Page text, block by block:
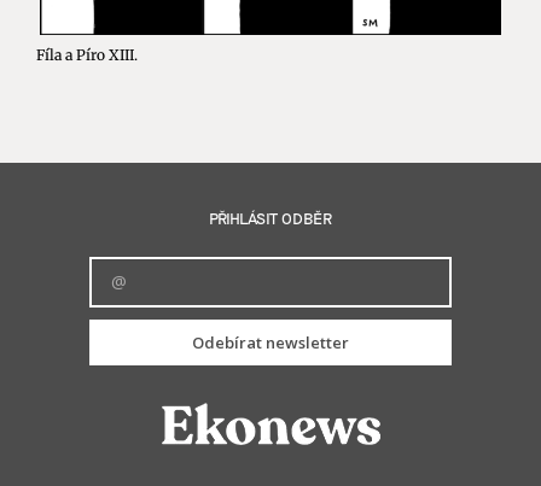
Fíla a Píro XIII.
PŘIHLÁSIT ODBĚR
Odebírat newsletter